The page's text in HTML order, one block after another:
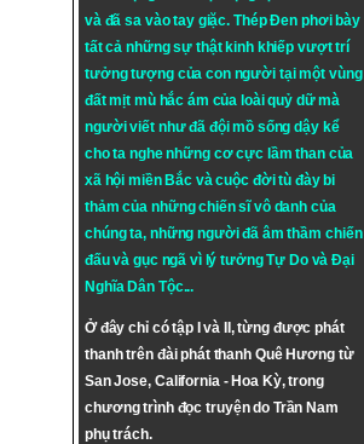
và đã sa vào tay giặc. Thép Đen phơi bày
tất cả những sự thật kinh khiếp vượt trí
tưởng tượng của con người tại một vùng
đất mịt mù hắc ám của loài quỷ dữ mà
người viết như đã đội mồ sống dậy kể
cho ta nghe những cơ cực lầm than của
xã hội miền Bắc và cuộc đời tù đày bi
thảm của những chiến sĩ vô danh của
chúng ta, những người đã âm thầm chiến
đấu và gục ngã vì lý tưởngTự DovàĐại
Nghĩa Dân Tộc...
Ở đây chỉ có tập I và II, từng được phát
thanh trên đài phát thanh Quê Hương từ
San Jose, California - Hoa Kỳ, trong
chương trình đọc truyện do Trần Nam
phụ trách.